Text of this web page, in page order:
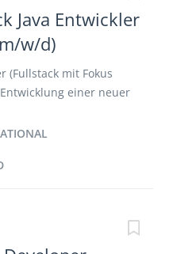
Java Entwickler
w/d)
(Fullstack mit Fokus
einer neuer